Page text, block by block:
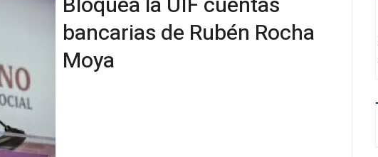
bancarias de Rubén Rocha
Moya